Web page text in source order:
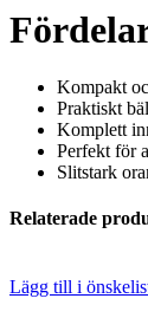
Kompakt
Praktiskt
Komplett
Perfekt för
Slitstark
Relaterade
Lägg till i